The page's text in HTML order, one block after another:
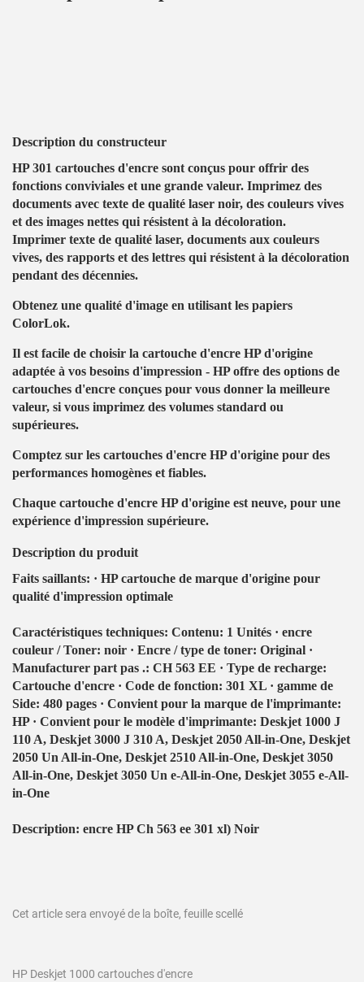
Description du constructeur
HP 301 cartouches d'encre sont conçus pour offrir des
fonctions conviviales et une grande valeur. Imprimez des
documents avec texte de qualité laser noir, des couleurs vives
et des images nettes qui résistent à la décoloration.
Imprimer texte de qualité laser, documents aux couleurs
vives, des rapports et des lettres qui résistent à la décoloration
pendant des décennies.
Obtenez une qualité d'image en utilisant les papiers
ColorLok.
Il est facile de choisir la cartouche d'encre HP d'origine
adaptée à vos besoins d'impression - HP offre des options de
cartouches d'encre conçues pour vous donner la meilleure
valeur, si vous imprimez des volumes standard ou
supérieures.
Comptez sur les cartouches d'encre HP d'origine pour des
performances homogènes et fiables.
Chaque cartouche d'encre HP d'origine est neuve, pour une
expérience d'impression supérieure.
Description du produit
Faits saillants: · HP cartouche de marque d'origine pour
qualité d'impression optimale
Caractéristiques techniques: Contenu: 1 Unités · encre
couleur / Toner: noir · Encre / type de toner: Original ·
Manufacturer part pas .: CH 563 EE · Type de recharge:
Cartouche d'encre · Code de fonction: 301 XL · gamme de
Side: 480 pages · Convient pour la marque de l'imprimante:
HP · Convient pour le modèle d'imprimante: Deskjet 1000 J
110 A, Deskjet 3000 J 310 A, Deskjet 2050 All-in-One, Deskjet
2050 Un All-in-One, Deskjet 2510 All-in-One, Deskjet 3050
All-in-One, Deskjet 3050 Un e-All-in-One, Deskjet 3055 e-All-
in-One
Description: encre HP Ch 563 ee 301 xl) Noir
Cet article sera envoyé de la boîte, feuille scellé
HP Deskjet 1000 cartouches d'encre